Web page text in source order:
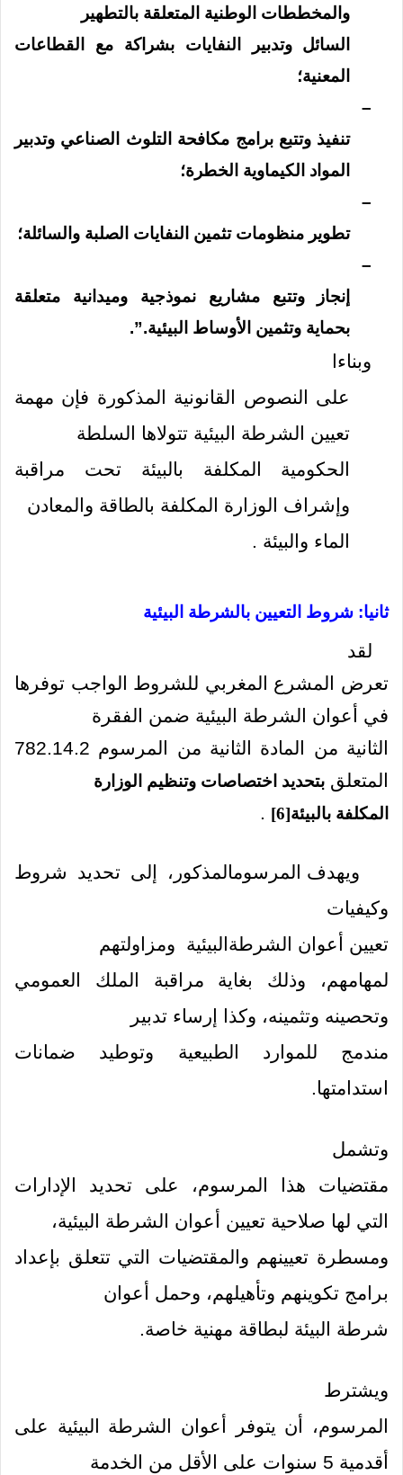
والمخططات الوطنية المتعلقة بالتطهير
السائل وتدبير النفايات بشراكة مع القطاعات
المعنية؛
–
‏تنفيذ وتتبع برامج مكافحة التلوث الصناعي وتدبير
المواد الكيماوية الخطرة؛
–
‏تطوير منظومات تثمين النفايات الصلبة والسائلة؛
–
‏إنجاز وتتبع مشاريع نموذجية وميدانية متعلقة
بحماية وتثمين الأوساط البيئية.”.
وبناءا
على النصوص القانونية المذكورة فإن مهمة
تعيين الشرطة البيئية تتولاها السلطة
الحكومية المكلفة بالبيئة تحت مراقبة
وإشراف الوزارة المكلفة بالطاقة والمعادن
الماء والبيئة .
ثانيا: شروط التعيين بالشرطة البيئية
لقد
تعرض المشرع المغربي للشروط الواجب توفرها
في أعوان الشرطة البيئية ضمن الفقرة
الثانية من المادة الثانية من المرسوم 782.14.2
المتعلق بتحديد اختصاصات وتنظيم الوزارة
المكلفة بالبيئة[6]
.
ويهدف المرسومالمذكور، إلى تحديد شروط
وكيفيات
تعيين أعوان الشرطةالبيئية ومزاولتهم
لمهامهم، وذلك بغاية مراقبة الملك العمومي
وتحصينه وتثمينه، وكذا إرساء تدبير
مندمج للموارد الطبيعية وتوطيد ضمانات
استدامتها.
وتشمل
مقتضيات هذا المرسوم، على تحديد الإدارات
التي لها صلاحية تعيين أعوان الشرطة البيئية،
ومسطرة تعيينهم والمقتضيات التي تتعلق بإعداد
برامج تكوينهم وتأهيلهم، وحمل أعوان
شرطة البيئة لبطاقة مهنية خاصة.
ويشترط
المرسوم، أن يتوفر أعوان الشرطة البيئية على
أقدمية 5 سنوات على الأقل من الخدمة